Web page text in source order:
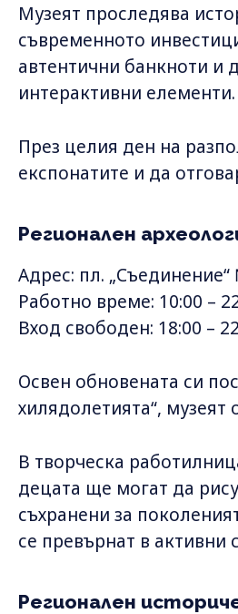
Музеят проследява
съвременното
автентични банкноти и
интерактивни елементи.
През целия ден на
експонатите и да
Регионален
Адрес: пл. „Съединение“
Работно време: 10:00 –
Вход свободен: 18:00 –
Освен обновената си
хилядолетията“,
В творческа
децата ще могат да
съхранени за
се превърнат в активни
Регионален